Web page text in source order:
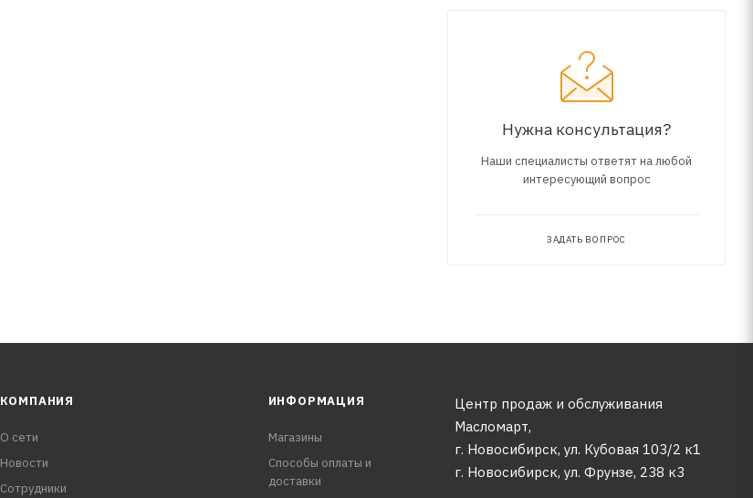
Нужна консультация?
Наши специалисты ответят на любой
интересующий вопрос
ЗАДАТЬ ВОПРОС
КОМПАНИЯ
О сети
Новости
Сотрудники
ИНФОРМАЦИЯ
Магазины
Способы оплаты и
доставки
Центр продаж и обслуживания
Масломарт,
г. Новосибирск, ул. Кубовая 103/2 к1
г. Новосибирск, ​ул. Фрунзе, 238 к3